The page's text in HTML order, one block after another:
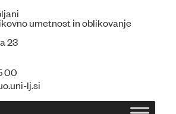
umetnost in oblikovanje
23
00
lj.si